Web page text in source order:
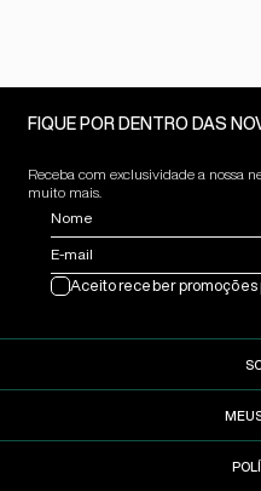
FIQUE POR DENTRO DAS
Receba com exclusividade a nossa
muito mais.
Nome
E-mail
Aceito receber promoções